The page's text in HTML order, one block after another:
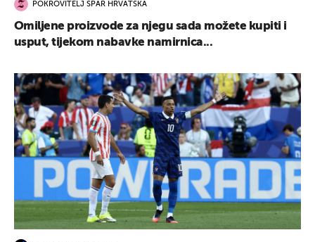
POKROVITELJ SPAR HRVATSKA
Omiljene proizvode za njegu sada možete kupiti i
usput, tijekom nabavke namirnica...